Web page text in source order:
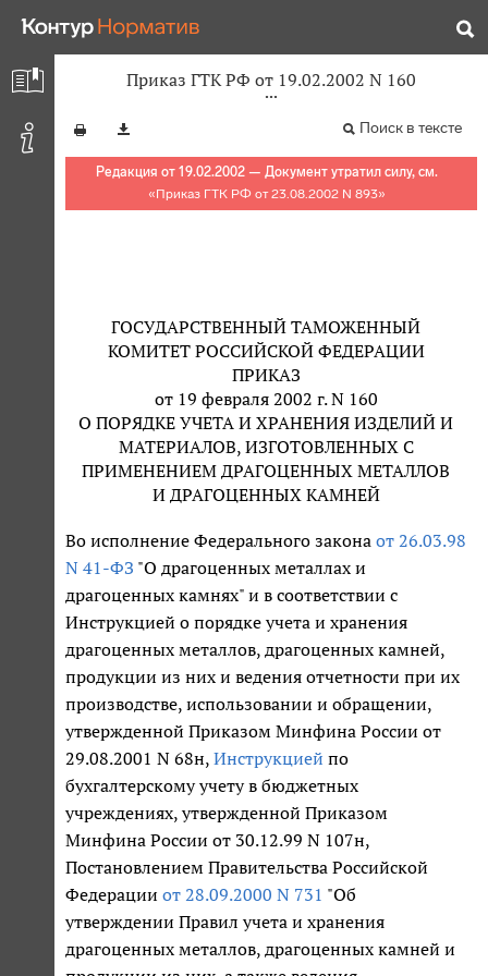
Приказ ГТК РФ от 19.02.2002 N 160
Поиск в тексте
Редакция от 19.02.2002 — Документ утратил силу, см.
«Приказ ГТК РФ от 23.08.2002 N 893»
ГОСУДАРСТВЕННЫЙ ТАМОЖЕННЫЙ
КОМИТЕТ РОССИЙСКОЙ ФЕДЕРАЦИИ
ПРИКАЗ
от 19 февраля 2002 г. N 160
О ПОРЯДКЕ УЧЕТА И ХРАНЕНИЯ ИЗДЕЛИЙ И
МАТЕРИАЛОВ, ИЗГОТОВЛЕННЫХ С
ПРИМЕНЕНИЕМ ДРАГОЦЕННЫХ МЕТАЛЛОВ
И ДРАГОЦЕННЫХ КАМНЕЙ
Во исполнение Федерального закона от 26.03.98
N 41-ФЗ "О драгоценных металлах и
драгоценных камнях" и в соответствии с
Инструкцией о порядке учета и хранения
драгоценных металлов, драгоценных камней,
продукции из них и ведения отчетности при их
производстве, использовании и обращении,
утвержденной Приказом Минфина России от
29.08.2001 N 68н, Инструкцией по
бухгалтерскому учету в бюджетных
учреждениях, утвержденной Приказом
Минфина России от 30.12.99 N 107н,
Постановлением Правительства Российской
Федерации от 28.09.2000 N 731 "Об
утверждении Правил учета и хранения
драгоценных металлов, драгоценных камней и